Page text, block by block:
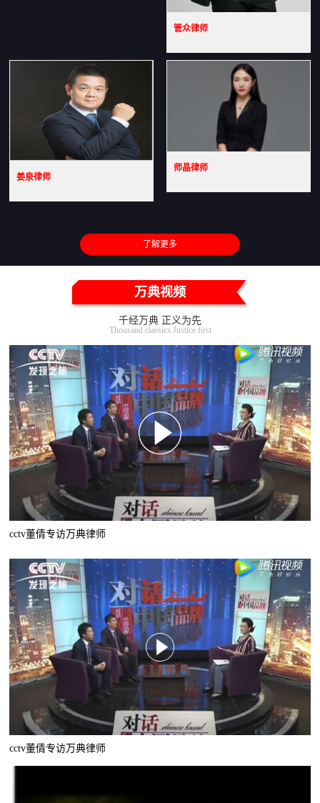
管众律师
姜泉律师
师晶律师
了解更多
万典视频
千经万典 正义为先
Thousand classics Justice first
cctv董倩专访万典律师
cctv董倩专访万典律师